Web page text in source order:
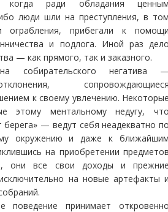
когда ради обладания
люди шли на преступления, в
прибегали к
и подлога. Иной раз
— как прямого, так и заказного.
собирательского негатива
к своему увлечению.
этому ментальному недугу,
берега» — ведут себя неадекватно
окружению и даже к
на приобретении
они все свои доходы и
на новые артефакты
поведение принимает